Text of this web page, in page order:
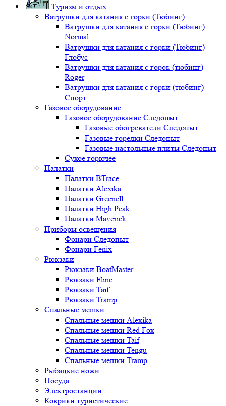
Туризм и отдых
Ватрушки для катания с горки (Тюбинг)
Ватрушки для катания с горки (Тюбинг)
Normal
Ватрушки для катания с горки (Тюбинг)
Глобус
Ватрушки для катания с горок (тюбинг)
Roger
Ватрушки для катания с горки (тюбинг)
Спорт
Газовое оборудование
Газовое оборудование Следопыт
Газовые обогреватели Следопыт
Газовые горелки Следопыт
Газовые настольные плиты Следопыт
Сухое горючее
Палатки
Палатки BTrace
Палатки Alexika
Палатки Greenell
Палатки High Peak
Палатки Maverick
Приборы освещения
Фонари Следопыт
Фонари Fenix
Рюкзаки
Рюкзаки BoatMaster
Рюкзаки Flinc
Рюкзаки Taif
Рюкзаки Tramp
Спальные мешки
Спальные мешки Alexika
Спальные мешки Red Fox
Спальные мешки Taif
Спальные мешки Tengu
Спальные мешки Tramp
Рыбацкие ножи
Посуда
Электростанции
Коврики туристические